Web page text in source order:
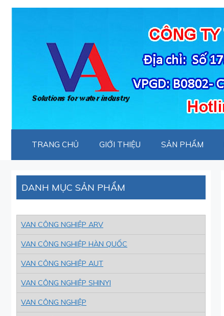
Chuyển
TRANG CHỦ GIỚI THIỆU SẢN PHẨM
DANH MỤC SẢN PHẨM
VAN CÔNG NGHIỆP ARV
VAN CÔNG NGHIỆP HÀN QUỐC
VAN CÔNG NGHIỆP AUT
VAN CÔNG NGHIỆP SHINYI
VAN CÔNG NGHIỆP